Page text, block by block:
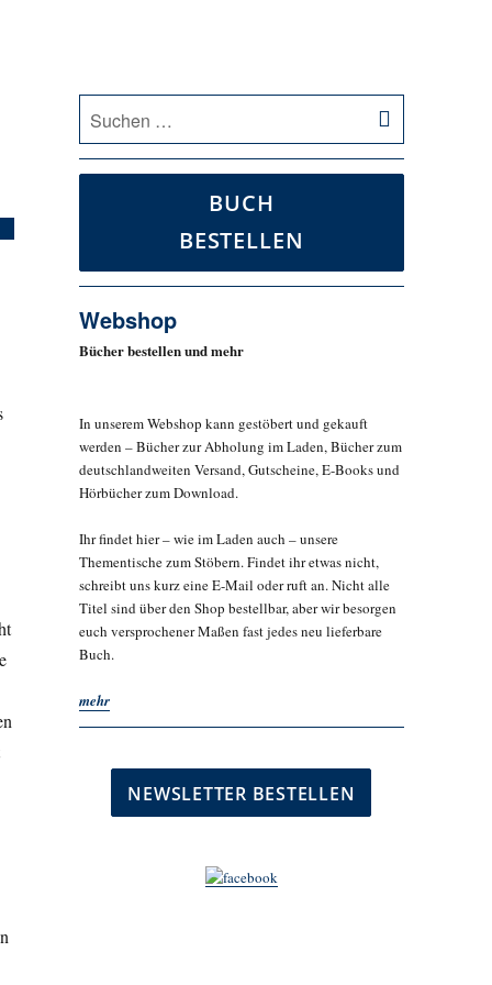
nach:
BUCH
BESTELLEN
Webshop
Bücher bestellen und mehr
In unserem Webshop kann gestöbert und gekauft
werden – Bücher zur Abholung im Laden, Bücher zum
deutschlandweiten Versand, Gutscheine, E-Books und
Hörbücher zum Download.
Ihr findet hier – wie im Laden auch – unsere
Thementische zum Stöbern. Findet ihr etwas nicht,
schreibt uns kurz eine E-Mail oder ruft an. Nicht alle
Titel sind über den Shop bestellbar, aber wir besorgen
euch versprochener Maßen fast jedes neu lieferbare
Buch.
mehr